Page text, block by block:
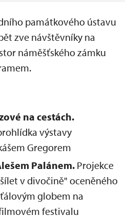
památkového ústavu
zve návštěvníky na
náměšťského zámku
na cestách.
výstavy
Gregorem
Palánem. Projekce
v divočině" oceněného
globem na
festivalu